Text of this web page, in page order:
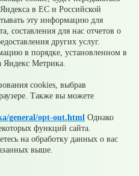
в ЕС и Российской
эту информацию для
составления для нас отчетов о
других услуг.
в порядке, установленном в
Яндекс Метрика.
cookies, выбрав
Также вы можете
general/opt-out.html Однако
функций сайта.
на обработку данных о вас
выше.
Выбрать тему